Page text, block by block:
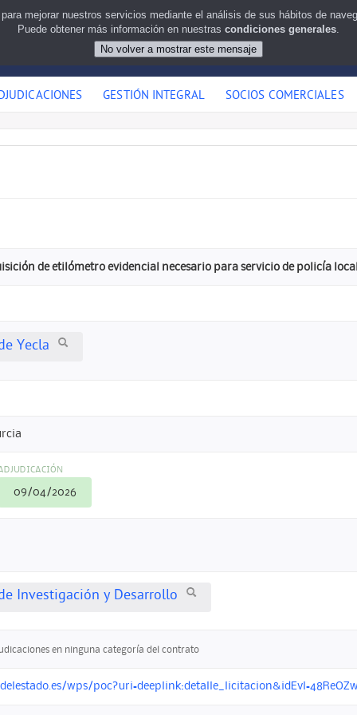
GESTIÓN INTEGRAL SOCIOS COMERCIALES
de etilómetro evidencial necesario para servicio de policía
Yecla
09/04/2026
Investigación y Desarrollo
en ninguna categoría del contrato
wps/
mejorar nuestros servicios mediante el análisis de sus hábitos de
Puede obtener más información en nuestras condiciones generales.